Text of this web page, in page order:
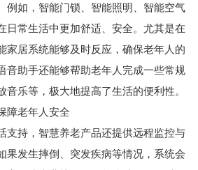
例如，智能门锁、智能照明、智能空气
日常生活中更加舒适、安全。尤其是在
家居系统能够及时反应，确保老年人的
音助手还能够帮助老年人完成一些常规
音乐等，极大地提高了生活的便利性。
障老年人安全
支持，智慧养老产品还提供远程监控与
果发生摔倒、突发疾病等情况，系统会